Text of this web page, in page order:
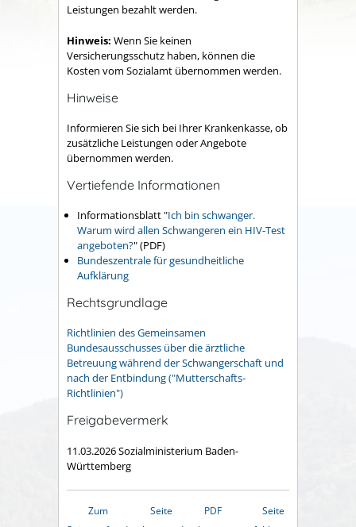
Leistungen bezahlt werden.
Hinweis: Wenn Sie keinen
Versicherungsschutz haben, können die
Kosten vom Sozialamt übernommen werden.
Hinweise
Informieren Sie sich bei Ihrer Krankenkasse, ob
zusätzliche Leistungen oder Angebote
übernommen werden.
Vertiefende Informationen
Informationsblatt "Ich bin schwanger.
Warum wird allen Schwangeren ein HIV-Test
angeboten?" (PDF)
Bundeszentrale für gesundheitliche
Aufklärung
Rechtsgrundlage
Richtlinien des Gemeinsamen
Bundesausschusses über die ärztliche
Betreuung während der Schwangerschaft und
nach der Entbindung ("Mutterschafts-
Richtlinien")
Freigabevermerk
11.03.2026Sozialministerium Baden-
Württemberg
Zum
Seite
PDF
Seite